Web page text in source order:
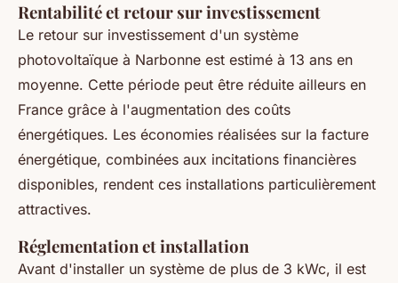
Rentabilité et retour sur investissement
Le retour sur investissement d'un système
photovoltaïque à Narbonne est estimé à 13 ans en
moyenne. Cette période peut être réduite ailleurs en
France grâce à l'augmentation des coûts
énergétiques. Les économies réalisées sur la facture
énergétique, combinées aux incitations financières
disponibles, rendent ces installations particulièrement
attractives.
Réglementation et installation
Avant d'installer un système de plus de 3 kWc, il est